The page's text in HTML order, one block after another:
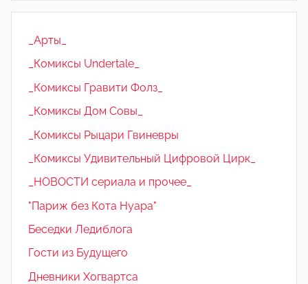
_Арты_
_Комиксы Undertale_
_Комиксы Гравити Фолз_
_Комиксы Дом Совы_
_Комиксы Рыцари Гвиневры
_Комиксы Удивительный Цифровой Цирк_
_НОВОСТИ сериала и прочее_
"Париж без Кота Нуара"
Беседки Ледиблога
Гости из Будущего
Дневники Хогвартса